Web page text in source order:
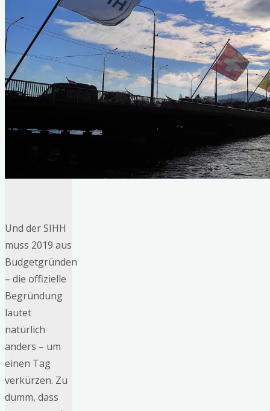
Und der SIHH
muss 2019 aus
Budgetgründen
– die offizielle
Begründung
lautet
natürlich
anders – um
einen Tag
verkürzen. Zu
dumm, dass